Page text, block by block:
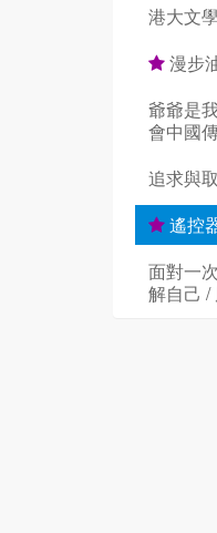
港大文
漫步
爺爺是
會中國
追求與
遙控
面對一
解自己 /